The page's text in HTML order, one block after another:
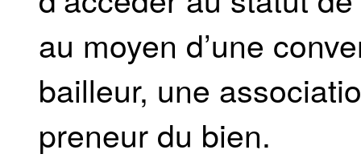
au moyen d’une
bailleur, une
preneur du bien.